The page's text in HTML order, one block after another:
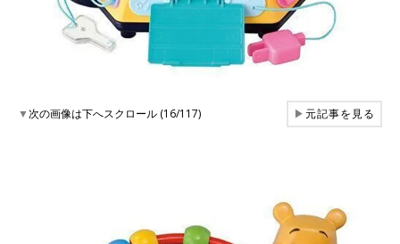
▼次の画像は下へスクロール (16/117) ▶元記事を見る